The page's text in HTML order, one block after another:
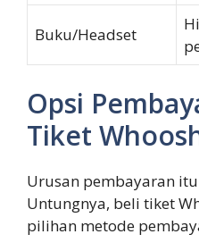
Buku/Headset
Opsi
Tiket
Urusan pembayaran
Untungnya, beli tiket
pilihan metode